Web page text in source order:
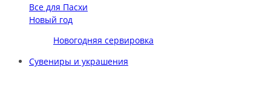
Все для Пасхи
Новый год
Новогодняя сервировка
Сувениры и украшения